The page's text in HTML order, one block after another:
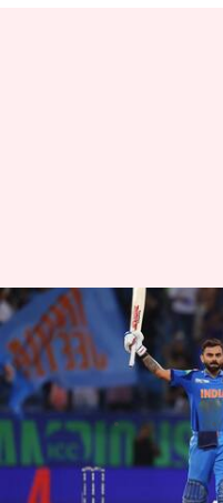
मोहम्मद हफीज
बताया असली
दिया अहम
लेखन भारत शर्मा Feb 24, 2025
क्या है खबर?